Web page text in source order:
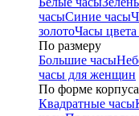
часыСиние часы
золотоЧасы цвета
По размеру
Большие часы
часы для женщин
По форме корпуса
Квадратные часы